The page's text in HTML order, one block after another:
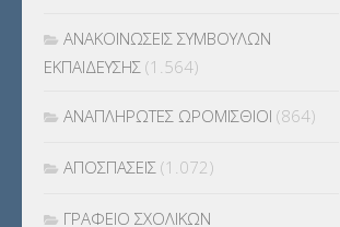
ΑΝΑΚΟΙΝΩΣΕΙΣ ΣΥΜΒΟΥΛΩΝ
ΕΚΠΑΙΔΕΥΣΗΣ (1.564)
ΑΝΑΠΛΗΡΩΤΕΣ ΩΡΟΜΙΣΘΙΟΙ (864)
ΑΠΟΣΠΑΣΕΙΣ (1.072)
ΓΡΑΦΕΙΟ ΣΧΟΛΙΚΩΝ